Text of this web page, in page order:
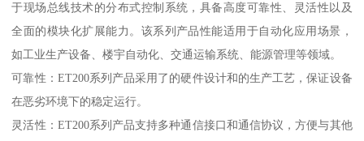
于现场总线技术的分布式控制系统，具备高度可靠性、灵活性以及
全面的模块化扩展能力。该系列产品性能适用于自动化应用场景，
如工业生产设备、楼宇自动化、交通运输系统、能源管理等领域。
可靠性：ET200系列产品采用了的硬件设计和的生产工艺，保证设备
在恶劣环境下的稳定运行。
灵活性：ET200系列产品支持多种通信接口和通信协议，方便与其他